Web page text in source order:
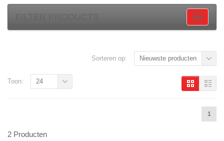
Sorteren op: Nieuwste producten
1
Toon: 24
2 Producten